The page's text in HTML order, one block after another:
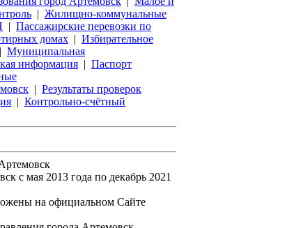
| Жилищно-коммунальные
| Пассажирские перевозки по
домах | Избирательное
| Муниципальная
информация | Паспорт
| Результаты проверок
| Контрольно-счётный
с мая 2013 года по декабрь 2021
на официальном Сайте